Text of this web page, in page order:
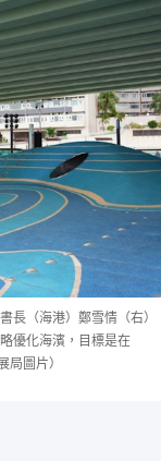
長（海港）鄭雪情（右）
優化海濱，目標是在
圖片）